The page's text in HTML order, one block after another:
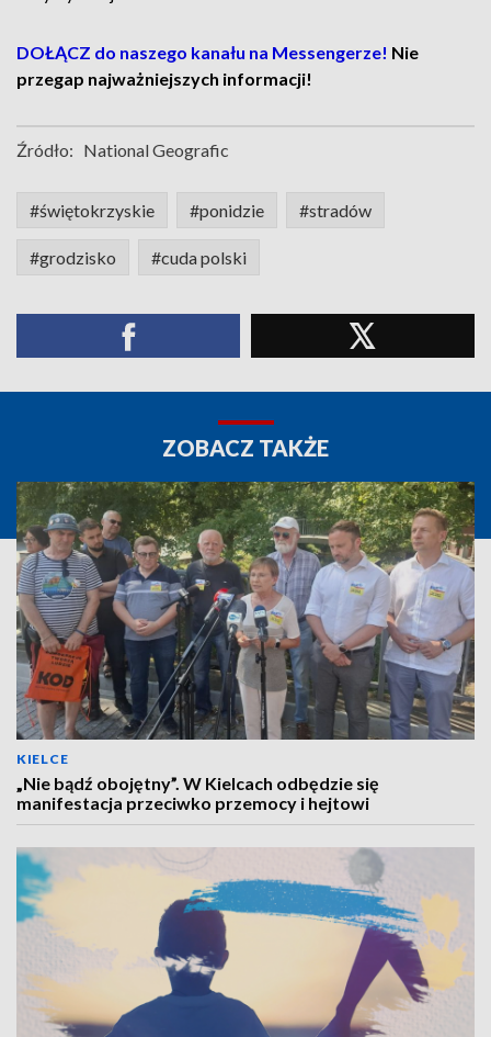
DOŁĄCZ do naszego kanału na Messengerze! Nie
przegap najważniejszych informacji!
Źródło: National Geografic
#świętokrzyskie #ponidzie #stradów
#grodzisko #cuda polski
ZOBACZ TAKŻE
KIELCE
„Nie bądź obojętny”. W Kielcach odbędzie się
manifestacja przeciwko przemocy i hejtowi